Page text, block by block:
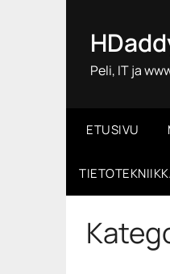
Peli, IT ja
ETUSIVU